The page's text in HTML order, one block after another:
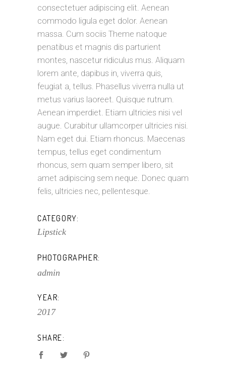
consectetuer adipiscing elit. Aenean
commodo ligula eget dolor. Aenean
massa. Cum sociis Theme natoque
penatibus et magnis dis parturient
montes, nascetur ridiculus mus. Aliquam
lorem ante, dapibus in, viverra quis,
feugiat a, tellus. Phasellus viverra nulla ut
metus varius laoreet. Quisque rutrum.
Aenean imperdiet. Etiam ultricies nisi vel
augue. Curabitur ullamcorper ultricies nisi.
Nam eget dui. Etiam rhoncus. Maecenas
tempus, tellus eget condimentum
rhoncus, sem quam semper libero, sit
amet adipiscing sem neque. Donec quam
felis, ultricies nec, pellentesque.
CATEGORY:
Lipstick
PHOTOGRAPHER:
admin
YEAR:
2017
SHARE: